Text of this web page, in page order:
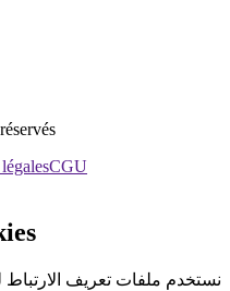
CGU
نستخدم ملفات تعريف